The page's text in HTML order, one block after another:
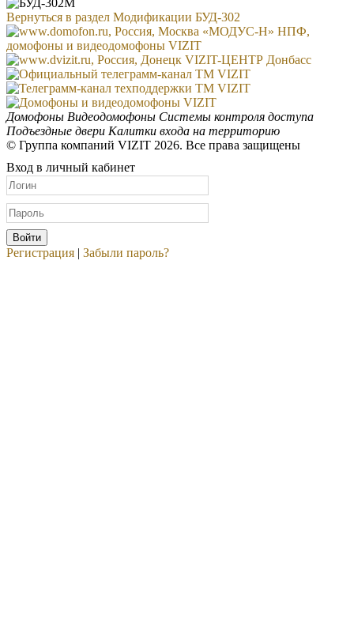
Вернуться в раздел Модификации БУД-302
Домофоны Видеодомофоны Системы контроля доступа
Подъездные двери Калитки входа на территорию
© Группа компаний VIZIT 2026. Все права защищены
Вход в личный кабинет
Регистрация | Забыли пароль?